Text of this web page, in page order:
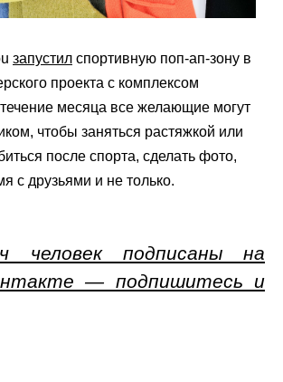
запустил спортивную поп-ап-зону в
проекта с комплексом
месяца все желающие могут
чтобы заняться растяжкой или
после спорта, сделать фото,
с друзьями и не только.
человек подписаны на
— подпишитесь и